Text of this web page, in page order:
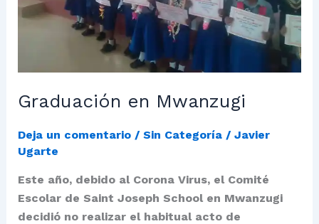
Graduación en Mwanzugi
Deja un comentario / Sin Categoría/ Javier
Ugarte
Este año, debido al Corona Virus, el Comité
Escolar de Saint Joseph School en Mwanzugi
decidió no realizar el habitual acto de